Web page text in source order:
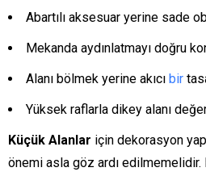
Abartılı aksesuar yerine sade
Mekanda aydınlatmayı doğru
Alanı bölmek yerine akıcı bir
Yüksek raflarla dikey alanı
Küçük Alanlar için dekorasyon
önemi asla göz ardı